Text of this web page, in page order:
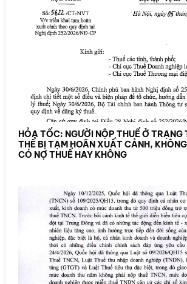
HỎA TỐC: NGƯỜI NỘP THUẾ Ở
THỂ BỊ TẠM HOÃN XUẤT CẢNH,
CÓ NỢ THUẾ HAY KHÔNG